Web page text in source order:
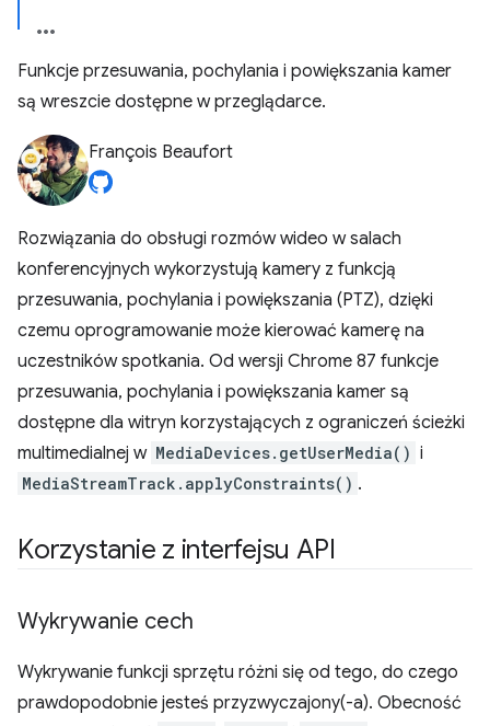
Funkcje przesuwania, pochylania i powiększania kamer
są wreszcie dostępne w przeglądarce.
François Beaufort
Rozwiązania do obsługi rozmów wideo w salach
konferencyjnych wykorzystują kamery z funkcją
przesuwania, pochylania i powiększania (PTZ), dzięki
czemu oprogramowanie może kierować kamerę na
uczestników spotkania. Od wersji Chrome 87 funkcje
przesuwania, pochylania i powiększania kamer są
dostępne dla witryn korzystających z ograniczeń ścieżki
multimedialnej w MediaDevices.getUserMedia() i
MediaStreamTrack.applyConstraints() .
Korzystanie z interfejsu API
Wykrywanie cech
Wykrywanie funkcji sprzętu różni się od tego, do czego
prawdopodobnie jesteś przyzwyczajony(-a). Obecność